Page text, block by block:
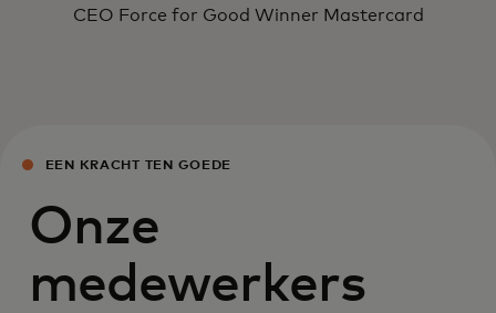
CEO Force for Good Winner Mastercard
EEN KRACHT TEN GOEDE
Onze
medewerkers